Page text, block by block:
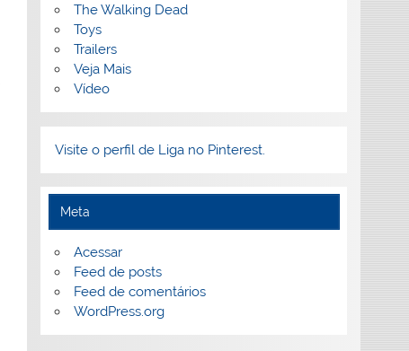
The Walking Dead
Toys
Trailers
Veja Mais
Vídeo
Visite o perfil de Liga no Pinterest.
Meta
Acessar
Feed de posts
Feed de comentários
WordPress.org